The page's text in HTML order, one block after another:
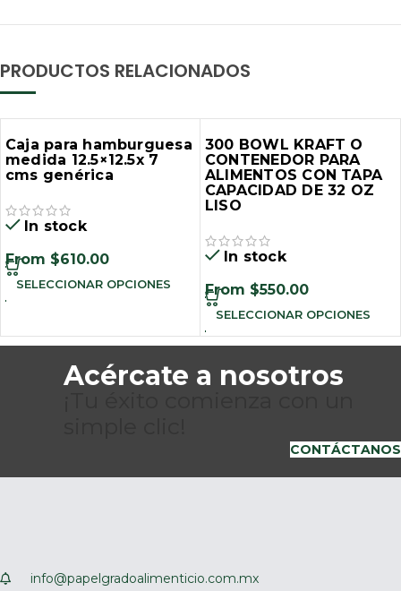
PRODUCTOS RELACIONADOS
Caja para hamburguesa
medida 12.5×12.5x 7
cms genérica
In stock
From $610.00
SELECCIONAR OPCIONES
300 BOWL KRAFT O
CONTENEDOR PARA
ALIMENTOS CON TAPA
CAPACIDAD DE 32 OZ
LISO
In stock
From $550.00
SELECCIONAR OPCIONES
Acércate a nosotros
CONTÁCTANOS
info@papelgradoalimenticio.com.mx